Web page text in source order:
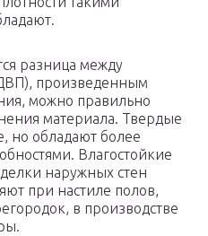
разница между
произведенным
можно правильно
материала. Твердые
но обладают более
Влагостойкие
наружных стен
при настиле полов,
в производстве